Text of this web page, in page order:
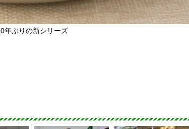
年ぶりの新シリーズ